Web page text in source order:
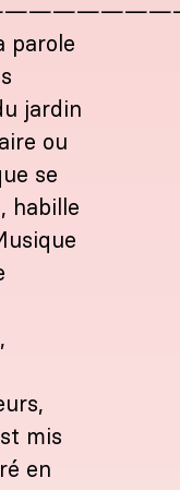
parole
jardin
ou
se
habille
mis
en